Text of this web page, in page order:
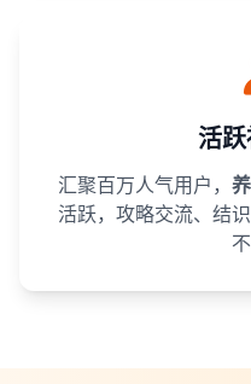
活
汇聚百万人气用户，
活跃，攻略交流、结